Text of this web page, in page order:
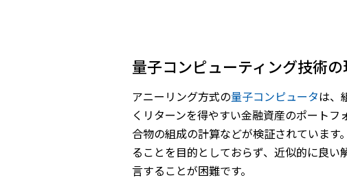
量子コンピューティング技術
アニーリング方式の量子コンピュータは、
くリターンを得やすい金融資産のポート
合物の組成の計算などが検証されていま
ることを目的としておらず、近似的に良
言することが困難です。